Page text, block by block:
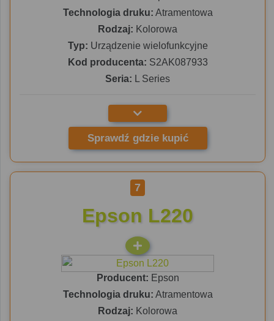
Technologia druku: Atramentowa
Rodzaj: Kolorowa
Typ: Urządzenie wielofunkcyjne
Kod producenta: S2AK087933
Seria: L Series
Sprawdź gdzie kupić
7
Epson L220
Producent: Epson
Technologia druku: Atramentowa
Rodzaj: Kolorowa